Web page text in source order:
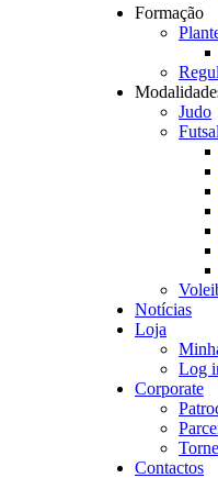
Formação
Judo
Futsal
Notícias
Loja
Log
Corporate
Contactos